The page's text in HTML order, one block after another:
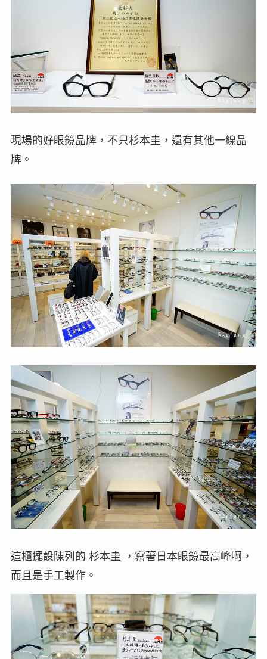
現場的好眼鏡品牌，不只杉本圭，還有其他一線品
牌。
這櫃擺設陳列的 杉本圭 ，寫著日本眼鏡最高峰啊，
而且是手工製作。